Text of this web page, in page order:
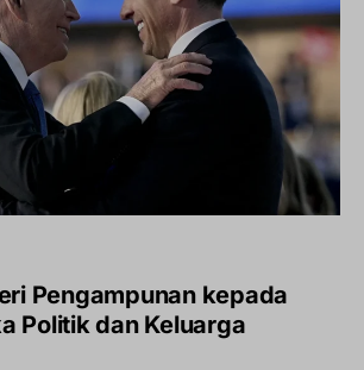
Pengampunan kepada
Politik dan Keluarga